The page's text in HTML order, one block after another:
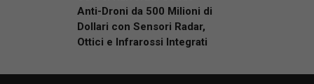
Anti-Droni da 500 Milioni di
Dollari con Sensori Radar,
Ottici e Infrarossi Integrati